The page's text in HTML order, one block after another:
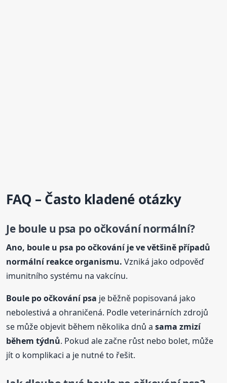
FAQ – Často kladené otázky
Je boule u psa po očkování normální?
Ano, boule u psa po očkování je ve většině případů
normální reakce organismu. Vzniká jako odpověď
imunitního systému na vakcínu.
Boule po očkování psa je běžně popisovaná jako
nebolestivá a ohraničená. Podle veterinárních zdrojů
se může objevit během několika dnů asama zmizí
během týdnů. Pokud ale začne růst nebo bolet, může
jít o komplikaci a je nutné to řešit.